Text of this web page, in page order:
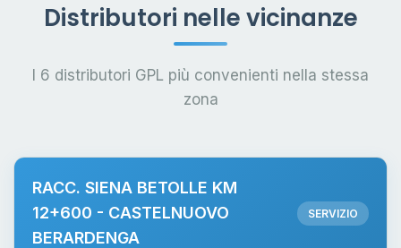
Distributori nelle vicinanze
I 6 distributori GPL più convenienti nella stessa
zona
RACC. SIENA BETOLLE KM
12+600 - CASTELNUOVO
BERARDENGA
SERVIZIO